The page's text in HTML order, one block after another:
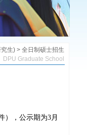
生) > 全日制硕士招生
DPU Graduate School
），公示期为3月